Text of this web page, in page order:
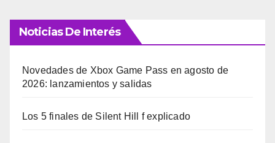
Noticias De Interés
Novedades de Xbox Game Pass en agosto de
2026: lanzamientos y salidas
Los 5 finales de Silent Hill f explicado